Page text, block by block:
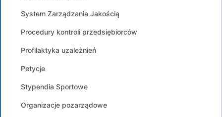
System Zarządzania Jakością
Procedury kontroli przedsiębiorców
Profilaktyka uzależnień
Petycje
Stypendia Sportowe
Organizacje pozarządowe